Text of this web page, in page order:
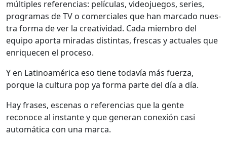
múlti­ples ref­er­en­cias: pelícu­las, video­jue­gos, series,
pro­gra­mas de TV o com­er­ciales que han mar­ca­do nues­
tra for­ma de ver la cre­ativi­dad. Cada miem­bro del
equipo apor­ta miradas dis­tin­tas, fres­cas y actuales que
enrique­cen el pro­ce­so.
Y en Lati­noaméri­ca eso tiene todavía más fuerza,
porque la cul­tura pop ya for­ma parte del día a día.
Hay fras­es, esce­nas o ref­er­en­cias que la gente
reconoce al instante y que gen­er­an conex­ión casi
automáti­ca con una mar­ca.